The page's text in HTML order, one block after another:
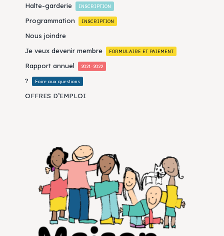
Halte-garderie
INSCRIPTION
Programmation INSCRIPTION
Nous joindre
Je veux devenir membre
FORMULAIRE ET PAIEMENT
Rapport annuel 2021-2022
? Foire aux questions
OFFRES D’EMPLOI